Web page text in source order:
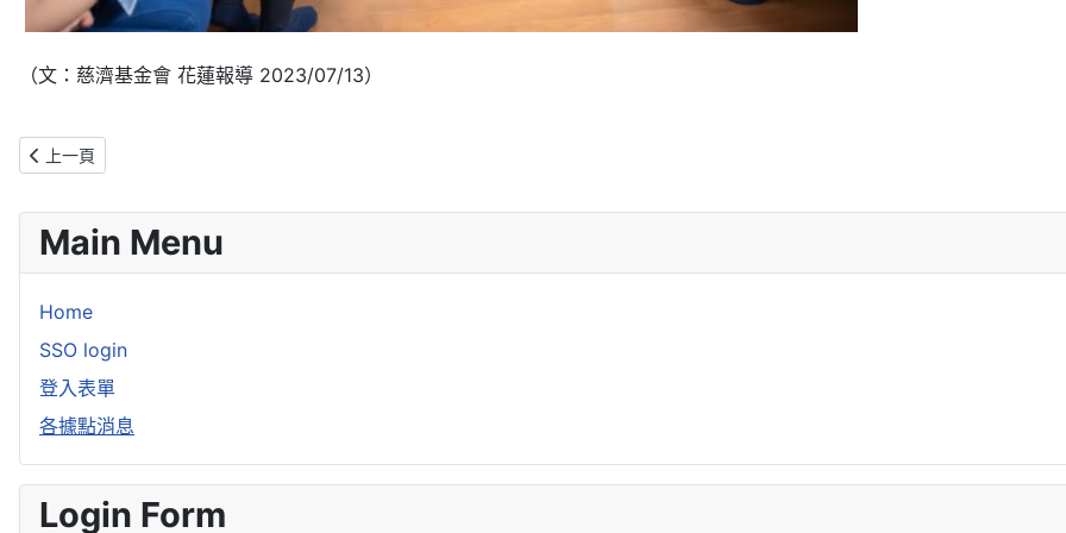
（文：慈濟基金會 花蓮報導 2023/07/13）
上一篇文章: 史瓦帝尼學生在臺求學遇困境 慈濟伸援度難關
上一頁
Main Menu
Home
SSO login
登入表單
各據點消息
Login Form